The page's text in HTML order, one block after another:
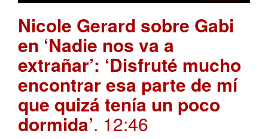
Nicole Gerard sobre Gabi
en ‘Nadie nos va a
extrañar’: ‘Disfruté mucho
encontrar esa parte de mí
que quizá tenía un poco
dormida’. 12:46